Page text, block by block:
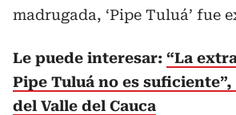
madrugada, ‘Pipe Tuluá’ fue
Le puede interesar: “La
Pipe Tuluá no es
del Valle del Cauca